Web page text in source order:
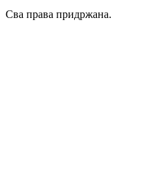
Сва права придржана.